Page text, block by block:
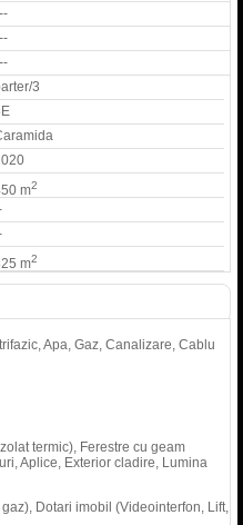
--
--
--
3
m2
m2
Apa, Gaz, Canalizare, Cablu
termic), Ferestre cu geam
Aplice, Exterior cladire, Lumina
Dotari imobil (Videointerfon, Lift,